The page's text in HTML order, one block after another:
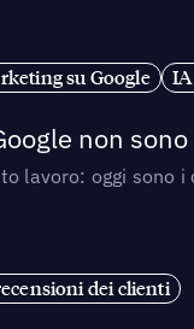
su Google
non
lavoro: oggi
dei clienti